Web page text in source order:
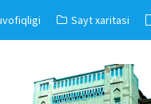
Sayt xaritasi